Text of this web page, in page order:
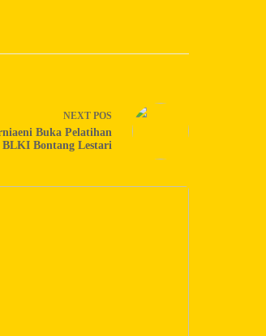
NEXT POS
Buka Pelatihan
BLKI Bontang Lestari